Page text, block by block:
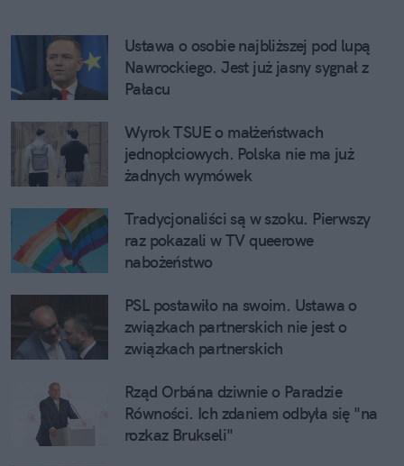
Ustawa o osobie najbliższej pod lupą
Nawrockiego. Jest już jasny sygnał z
Pałacu
Wyrok TSUE o małżeństwach
jednopłciowych. Polska nie ma już
żadnych wymówek
Tradycjonaliści są w szoku. Pierwszy
raz pokazali w TV queerowe
nabożeństwo
PSL postawiło na swoim. Ustawa o
związkach partnerskich nie jest o
związkach partnerskich
Rząd Orbána dziwnie o Paradzie
Równości. Ich zdaniem odbyła się "na
rozkaz Brukseli"